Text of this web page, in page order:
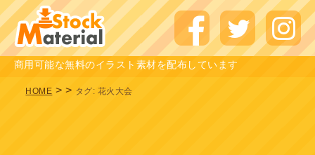
商用可能な無料のイラスト素材を配布しています
HOME > > タグ: 花火大会